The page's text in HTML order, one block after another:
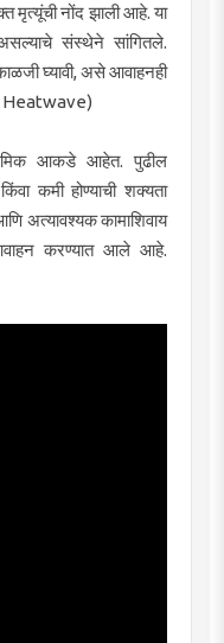
मृत्यूंची नोंद झाली आहे. या
संस्थेने सांगितले.
घ्यावी, असे आवाहनही
आकडे आहेत. पुढील
कमी होण्याची शक्यता
अत्यावश्यक कामाशिवाय
करण्यात आले आहे.